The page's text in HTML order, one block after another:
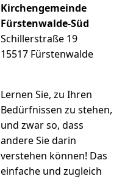
Kirchengemeinde
Fürstenwalde-Süd
Schillerstraße 19
15517 Fürstenwalde
Lernen Sie, zu Ihren
Bedürfnissen zu stehen,
und zwar so, dass
andere Sie darin
verstehen können! Das
einfache und zugleich